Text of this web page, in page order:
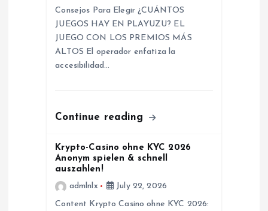
Consejos Para Elegir ¿CUÁNTOS
JUEGOS HAY EN PLAYUZU? EL
JUEGO CON LOS PREMIOS MÁS
ALTOS El operador enfatiza la
accesibilidad…
Continue reading
Krypto-Casino ohne KYC 2026
Anonym spielen & schnell
auszahlen!
admlnlx
July 22, 2026
Content Krypto Casino ohne KYC 2026: